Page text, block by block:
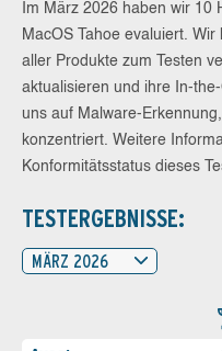
Im März 2026 haben wir 10
MacOS Tahoe evaluiert.
aller Produkte zum Testen
aktualisieren und ihre In-
uns auf Malware-
konzentriert. Weitere
Konformitätsstatus dieses
TESTERGEBNISSE:
MÄRZ 2026